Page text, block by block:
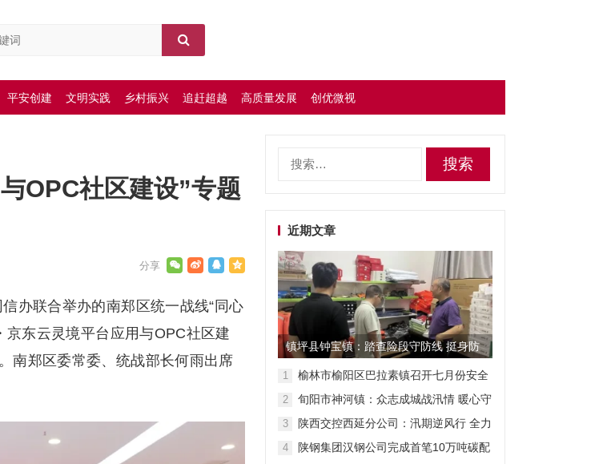
平安创建 文明实践 乡村振兴 追赶超越 高质量发展 创优微视
OPC社区建设”专题
办联合举办的南郑区统一战线“同心
东云灵境平台应用与OPC社区建
南郑区委常委、统战部长何雨出席
近期文章
镇坪县钟宝镇：踏查险段守防线 挺身防
汛显担当
1
榆林市榆阳区巴拉素镇召开七月份安全
2
旬阳市神河镇：众志成城战汛情 暖心守
3
陕西交控西延分公司：汛期逆风行 全力
4
陕钢集团汉钢公司完成首笔10万吨碳配